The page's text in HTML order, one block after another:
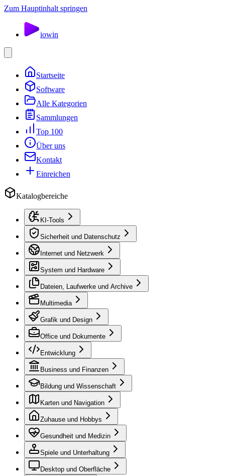
Zum Hauptinhalt springen
iowin
Startseite
Software
Alle Kategorien
Sammlungen
Top 100
Über uns
Kontakt
Einreichen
Katalogbereiche
KI-Tools
Sicherheit und Datenschutz
Internet und Netzwerk
System und Hardware
Dateien, Laufwerke und Archive
Multimedia
Grafik und Design
Office und Dokumente
Entwicklung
Business und Finanzen
Bildung und Wissenschaft
Karten und Navigation
Zuhause und Hobbys
Gesundheit und Medizin
Spiele und Unterhaltung
Desktop und Oberfläche